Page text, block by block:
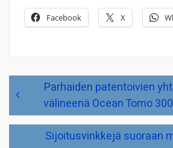
Facebook X
Artikkelien
selaus
Parhaiden patentoivien
välineenä Ocean Tomo
Sijoitusvinkkejä suoraan